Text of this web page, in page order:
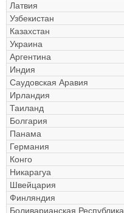
Латвия
Узбекистан
Казахстан
Украина
Аргентина
Индия
Саудовская Аравия
Ирландия
Таиланд
Болгария
Панама
Германия
Конго
Никарагуа
Швейцария
Финляндия
Боливарианская Республика